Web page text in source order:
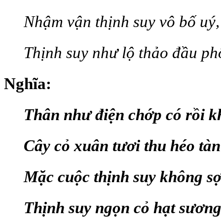
Nhậm vận thịnh suy vô bố uý,
Thịnh suy như lộ thảo đầu
Nghĩa:
Thân như điện chớp có rồi
Cây cỏ xuân tươi thu héo tàn
Mặc cuộc thịnh suy không
Thịnh suy ngọn cỏ hạt